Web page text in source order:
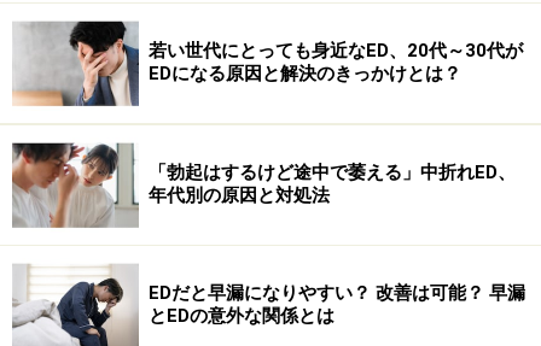
す。ですから、もともと性欲のない人には適用すべきで
はありません。
好奇心を満たすためだけに、
ED治療薬を飲むと…＞＞
※記事内容は執筆時点のものです。最新の内容をご確認くださ
い。
※当サイトにおける医師・医療従事者等による情報の提供は、診
断・治療行為ではありません。診断・治療を必要とする方は、適
切な医療機関での受診をおすすめいたします。記事内容は執筆者
個人の見解によるものであり、全ての方への有効性を保証するも
のではありません。当サイトで提供する情報に基づいて被ったい
若い世代にとっても身近なED、20代～30代が
EDになる原因と解決のきっかけとは？
「勃起はするけど途中で萎える」中折れED、
年代別の原因と対処法
EDだと早漏になりやすい？ 改善は可能？ 早漏
とEDの意外な関係とは